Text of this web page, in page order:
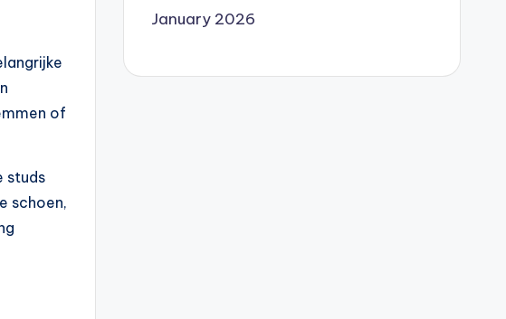
of
studs
schoen,
January 2026